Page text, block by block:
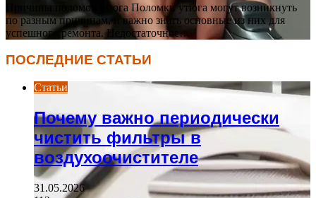
Причины поломок утюга Поломки утюга могут возникнуть
по разным причинам, и важно знать основные из них для
успешного ремонта. Недостаточное…
ПОСЛЕДНИЕ СТАТЬИ
Статьи
Почему важно периодически
чистить фильтры в
воздухоочистителе
31.05.2026